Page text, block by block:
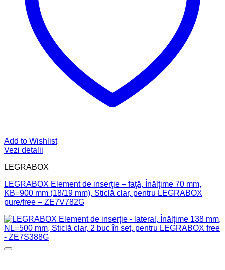
Add to Wishlist
Vezi detalii
LEGRABOX
LEGRABOX Element de inserţie – faţă, Înălţime 70 mm,
KB=900 mm (18/19 mm), Sticlă clar, pentru LEGRABOX
pure/free – ZE7V782G